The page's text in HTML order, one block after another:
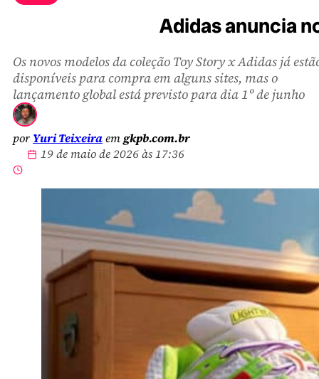
Adidas anuncia
Os novos modelos da coleção Toy Story x Adidas já
disponíveis para compra em alguns sites, mas o
lançamento global está previsto para dia 1º de junho
por Yuri Teixeiraemgkpb.com.br
19 de maio de 2026 às 17:36